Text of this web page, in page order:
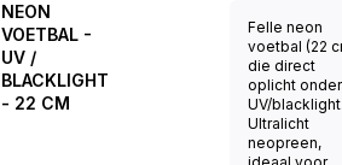
NEON
VOETBAL -
UV /
BLACKLIGHT
- 22 CM
Felle neon
voetbal (22
die direct
oplicht onder
UV/
Ultralicht
neopreen,